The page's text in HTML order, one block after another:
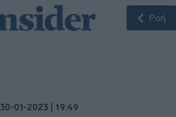
Ροή
30-01-2023 | 19:49